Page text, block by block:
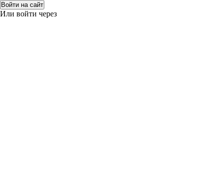
Войти на сайт
Или войти через